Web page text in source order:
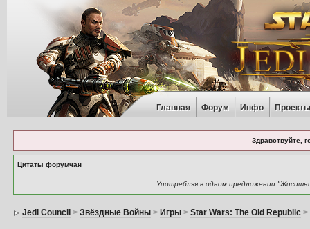
Главная Форум Инфо
Здравствуйте,
Цитаты форумчан
Употребляя в одном предложении
Jedi Council >Звёздные Войны > Игры >Star Wars: The Old Republic >